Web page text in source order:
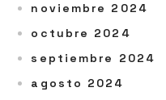
noviembre 2024
octubre 2024
septiembre 2024
agosto 2024